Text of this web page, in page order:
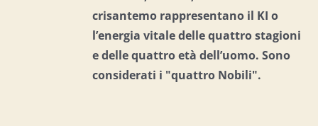
crisantemo rappresentano il KI o
l’energia vitale delle quattro stagioni
e delle quattro età dell’uomo. Sono
considerati i "quattro Nobili".